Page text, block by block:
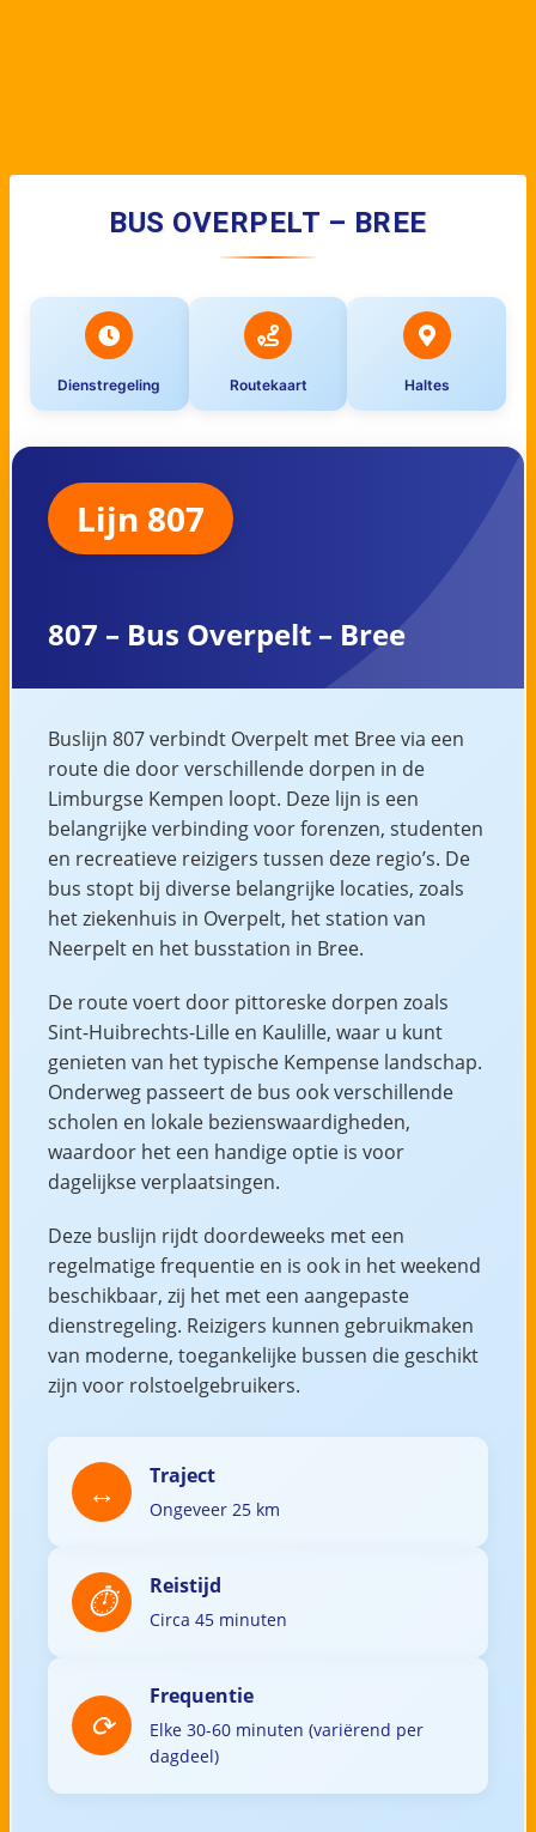
BUS OVERPELT – BREE
Dienstregeling Routekaart Haltes
Lijn 807
807 – Bus Overpelt – Bree
Buslijn 807 verbindt Overpelt met Bree via een
route die door verschillende dorpen in de
Limburgse Kempen loopt. Deze lijn is een
belangrijke verbinding voor forenzen, studenten
en recreatieve reizigers tussen deze regio’s. De
bus stopt bij diverse belangrijke locaties, zoals
het ziekenhuis in Overpelt, het station van
Neerpelt en het busstation in Bree.
De route voert door pittoreske dorpen zoals
Sint-Huibrechts-Lille en Kaulille, waar u kunt
genieten van het typische Kempense landschap.
Onderweg passeert de bus ook verschillende
scholen en lokale bezienswaardigheden,
waardoor het een handige optie is voor
dagelijkse verplaatsingen.
Deze buslijn rijdt doordeweeks met een
regelmatige frequentie en is ook in het weekend
beschikbaar, zij het met een aangepaste
dienstregeling. Reizigers kunnen gebruikmaken
van moderne, toegankelijke bussen die geschikt
zijn voor rolstoelgebruikers.
Traject
Ongeveer 25 km
Reistijd
Circa 45 minuten
Frequentie
Elke 30-60 minuten (variërend per
dagdeel)